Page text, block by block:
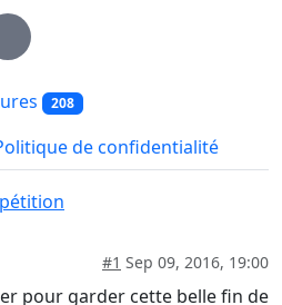
208
de confidentialité
#1 Sep 09, 2016, 19:00
pour garder cette belle fin de